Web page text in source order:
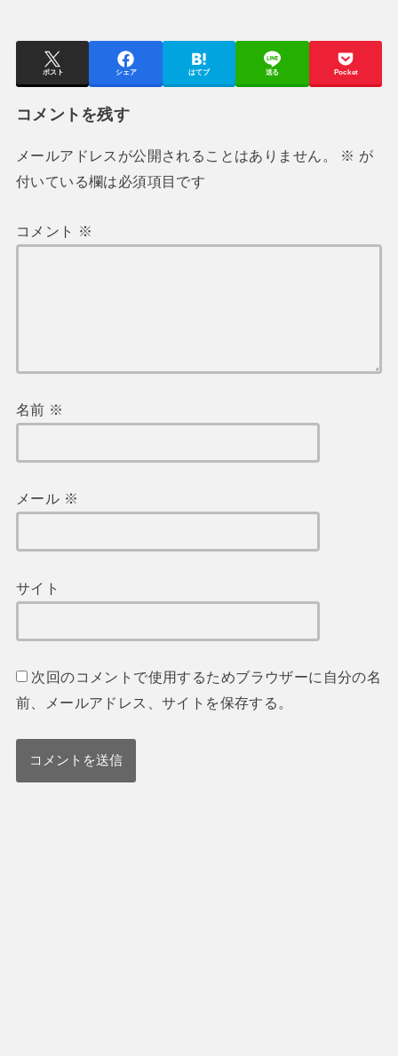
ポスト シェア はてブ 送る Pocket
コメントを残す
メールアドレスが公開されることはありません。 ※ が
付いている欄は必須項目です
コメント ※
名前 ※
メール ※
サイト
次回のコメントで使用するためブラウザーに自分の名
前、メールアドレス、サイトを保存する。